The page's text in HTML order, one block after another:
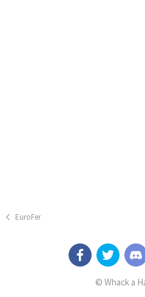
EuroFer
© Whack a